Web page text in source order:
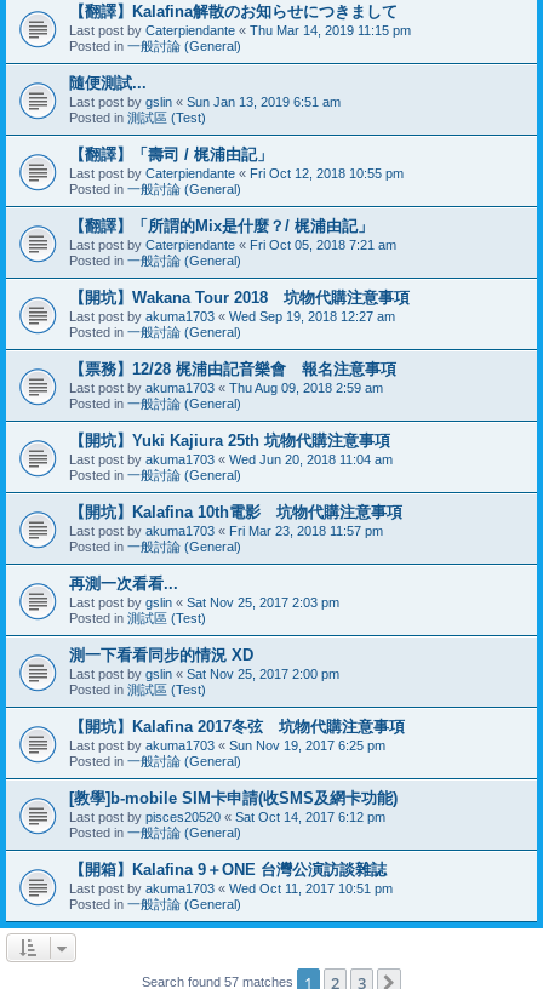
【翻譯】Kalafina解散のお知らせにつきまして
Last post by Caterpiendante « Thu Mar 14, 2019 11:15 pm
Posted in 一般討論 (General)
隨便測試...
Last post by gslin « Sun Jan 13, 2019 6:51 am
Posted in 測試區 (Test)
【翻譯】「壽司 / 梶浦由記」
Last post by Caterpiendante « Fri Oct 12, 2018 10:55 pm
Posted in 一般討論 (General)
【翻譯】「所謂的Mix是什麼？/ 梶浦由記」
Last post by Caterpiendante « Fri Oct 05, 2018 7:21 am
Posted in 一般討論 (General)
【開坑】Wakana Tour 2018 坑物代購注意事項
Last post by akuma1703 « Wed Sep 19, 2018 12:27 am
Posted in 一般討論 (General)
【票務】12/28 梶浦由記音樂會 報名注意事項
Last post by akuma1703 « Thu Aug 09, 2018 2:59 am
Posted in 一般討論 (General)
【開坑】Yuki Kajiura 25th 坑物代購注意事項
Last post by akuma1703 « Wed Jun 20, 2018 11:04 am
Posted in 一般討論 (General)
【開坑】Kalafina 10th電影 坑物代購注意事項
Last post by akuma1703 « Fri Mar 23, 2018 11:57 pm
Posted in 一般討論 (General)
再測一次看看...
Last post by gslin « Sat Nov 25, 2017 2:03 pm
Posted in 測試區 (Test)
測一下看看同步的情況 XD
Last post by gslin « Sat Nov 25, 2017 2:00 pm
Posted in 測試區 (Test)
【開坑】Kalafina 2017冬弦 坑物代購注意事項
Last post by akuma1703 « Sun Nov 19, 2017 6:25 pm
Posted in 一般討論 (General)
[教學]b-mobile SIM卡申請(收SMS及網卡功能)
Last post by pisces20520 « Sat Oct 14, 2017 6:12 pm
Posted in 一般討論 (General)
【開箱】Kalafina 9＋ONE 台灣公演訪談雜誌
Last post by akuma1703 « Wed Oct 11, 2017 10:51 pm
Posted in 一般討論 (General)
Search found 57 matches 1 2 3